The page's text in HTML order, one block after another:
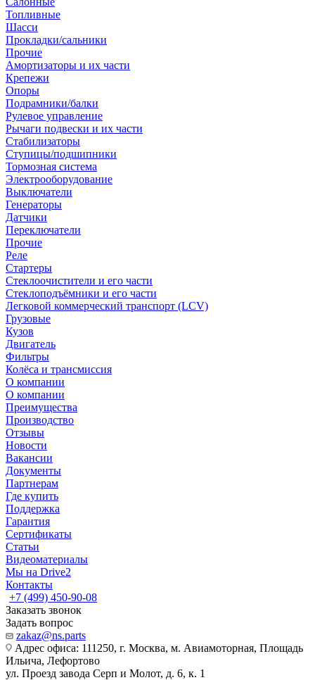
Топливные
Шасси
Прокладки/сальники
Прочие
Амортизаторы и их части
Крепежи
Опоры
Подрамники/балки
Рулевое управление
Рычаги подвески и их части
Стабилизаторы
Ступицы/подшипники
Тормозная система
Электрооборудование
Выключатели
Генераторы
Датчики
Переключатели
Прочие
Реле
Стартеры
Стеклоочистители и его части
Стеклоподъёмники и его части
Легковой коммерческий транспорт (LCV)
Грузовые
Кузов
Двигатель
Фильтры
Колёса и трансмиссия
О компании
О компании
Преимущества
Производство
Отзывы
Новости
Вакансии
Документы
Партнерам
Где купить
Поддержка
Гарантия
Сертификаты
Статьи
Видеоматериалы
Мы на Drive2
Контакты
+7 (499) 450-90-08
Заказать звонок
Задать вопрос
zakaz@ns.parts
Адрес офиса: 111250, г. Москва, м. Авиамоторная, Площадь
Ильича, Лефортово
ул. Проезд завода Серп и Молот, д. 6, к. 1